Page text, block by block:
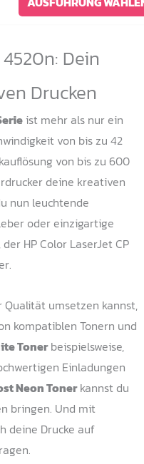
Dein
Drucken
ist mehr als nur ein
von bis zu 42
von bis zu 600
deine kreativen
nun leuchtende
oder einzigartige
HP Color LaserJet CP
umsetzen kannst,
kompatiblen Tonern und
Tonerbeispielsweise,
Einladungen
Neon Tonerkannst du
bringen. Und mit
deine Drucke auf